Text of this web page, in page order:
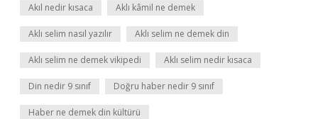
Akıl nedir kısaca Aklı kâmil ne demek
Aklı selim nasıl yazılır Aklı selim ne demek din
Aklı selim ne demek vikipedi Aklı selim nedir kısaca
Din nedir 9 sınıf Doğru haber nedir 9 sınıf
Haber ne demek din kültürü